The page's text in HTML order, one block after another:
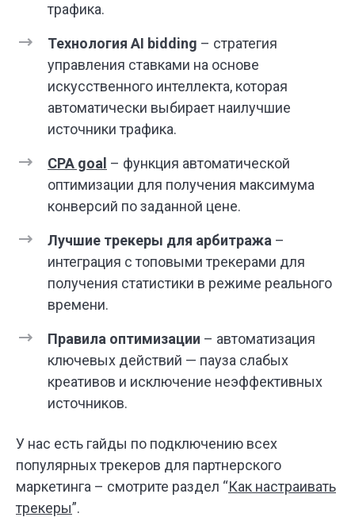
трафика.
Технология AI bidding – стратегия
управления ставками на основе
искусственного интеллекта, которая
автоматически выбирает наилучшие
источники трафика.
CPA goal – функция автоматической
оптимизации для получения максимума
конверсий по заданной цене.
Лучшие трекеры для арбитража –
интеграция с топовыми трекерами для
получения статистики в режиме реального
времени.
Правила оптимизации – автоматизация
ключевых действий — пауза слабых
креативов и исключение неэффективных
источников.
У нас есть гайды по подключению всех
популярных трекеров для партнерского
маркетинга – смотрите раздел “Как настраивать
трекеры”.